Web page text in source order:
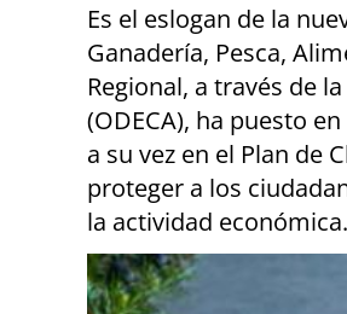
Es el eslogan de la
Ganadería, Pesca,
Regional, a través de
(ODECA), ha puesto
a su vez en el Plan de
proteger a los
la actividad económica.